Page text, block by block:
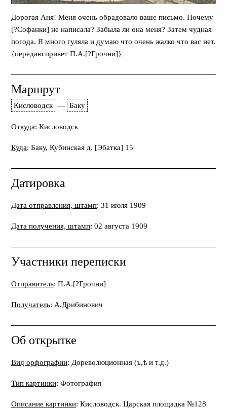
Дорогая Аня! Меня очень обрадовало ваше письмо. Почему
[?Софанки] не написала? Забыла ли она меня? Затем чудная
погода. Я много гуляла и думаю что очень жалко что вас нет.
{передаю привет П.А.[?Грочни]}
Маршрут
Кисловодск — Баку
Откуда: Кисловодск
Куда: Баку, Кубинская д. [Эбатка] 15
Датировка
Дата отправления, штамп: 31 июля 1909
Дата получения, штамп: 02 августа 1909
Участники переписки
Отправитель: П.А.[?Грочни]
Получатель: А.Дрибинович
Об открытке
Вид орфографии: Дореволюционная (ъ,ѣ и т.д.)
Тип картинки: Фотография
Описание картинки: Кисловодск. Царская площадка №128